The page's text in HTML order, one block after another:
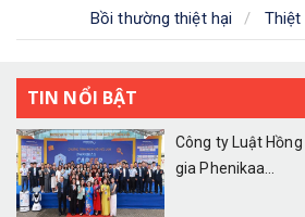
Bồi thường thiệt hại
TIN NỔI BẬT
Công ty Luật
gia Phenikaa...